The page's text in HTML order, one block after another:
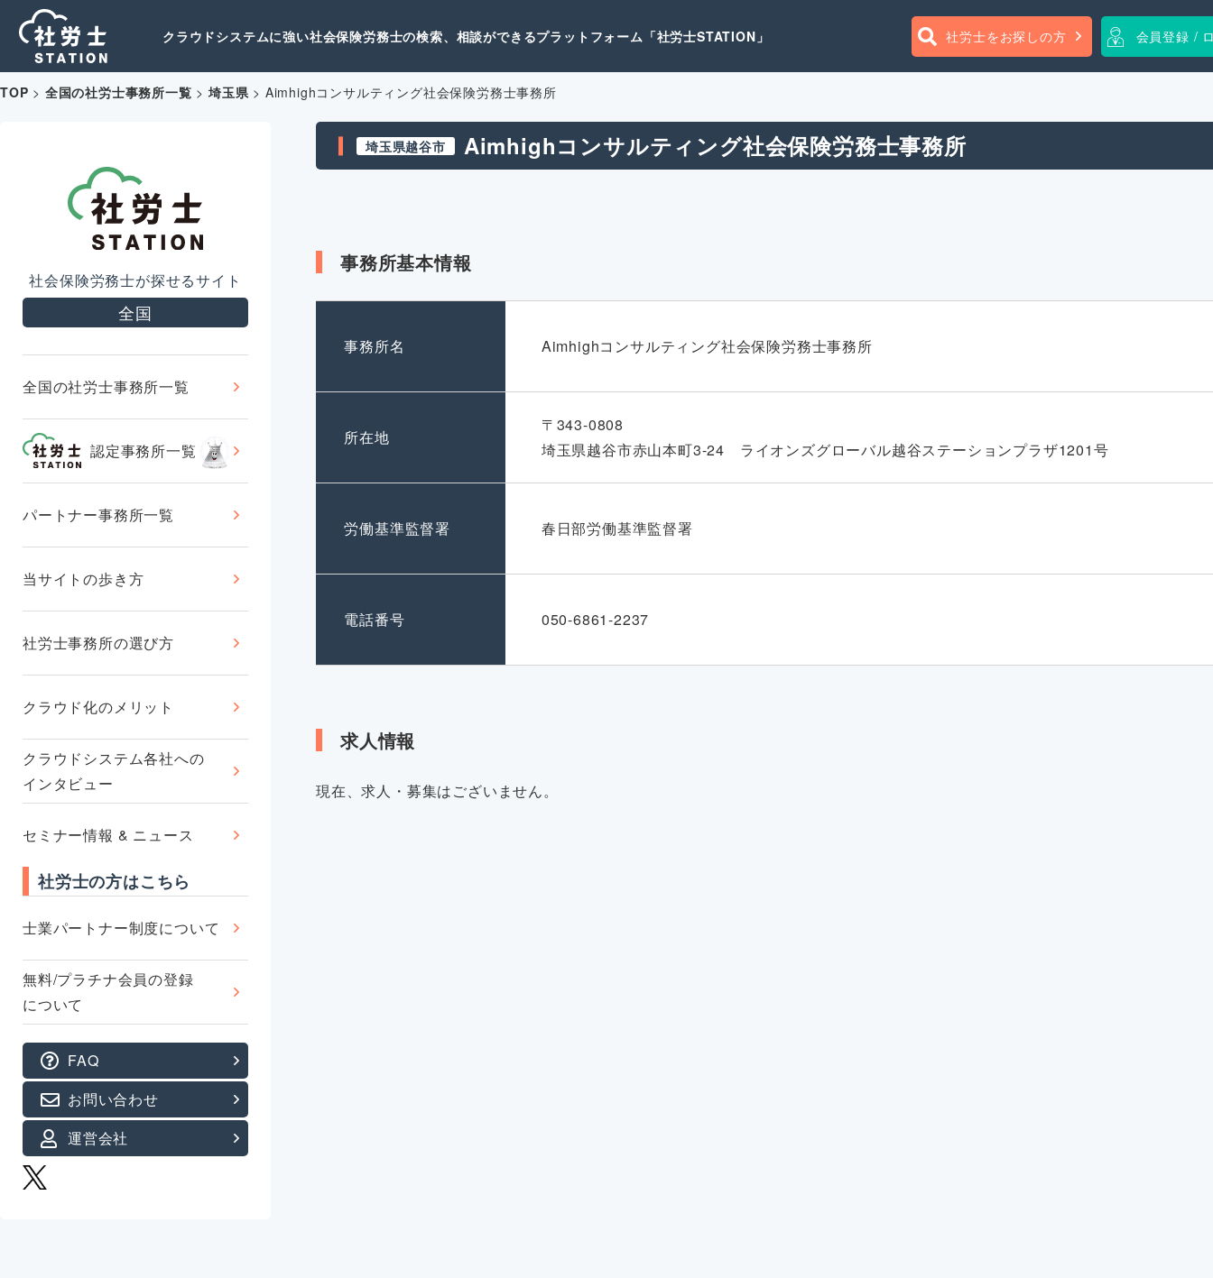
クラウドシステムに強い社会保険労務士の検索、相談ができるプラットフォーム「社労士STATION」 社労士をお探しの方 会員登録 /
TOP > 全国の社労士事務所一覧 >埼玉県> Aimhighコンサルティング社会保険労務士事務所
社会保険労務士が探せるサイト
全国
全国の社労士事務所一覧
認定事務所一覧
パートナー事務所一覧
当サイトの歩き方
社労士事務所の選び方
クラウド化のメリット
クラウドシステム各社への
インタビュー
セミナー情報 & ニュース
社労士の方はこちら
士業パートナー制度について
無料/プラチナ会員の登録
について
FAQ
お問い合わせ
運営会社
埼玉県越谷市 Aimhighコンサルティング社会保険労務士事務所
事務所基本情報
事務所名 Aimhighコンサルティング社会保険労務士事務所
所在地
〒343-0808
埼玉県越谷市赤山本町3-24 ライオンズグローバル越谷ステーションプラザ1201号
労働基準監督署 春日部労働基準監督署
電話番号 050-6861-2237
求人情報
現在、求人・募集はございません。